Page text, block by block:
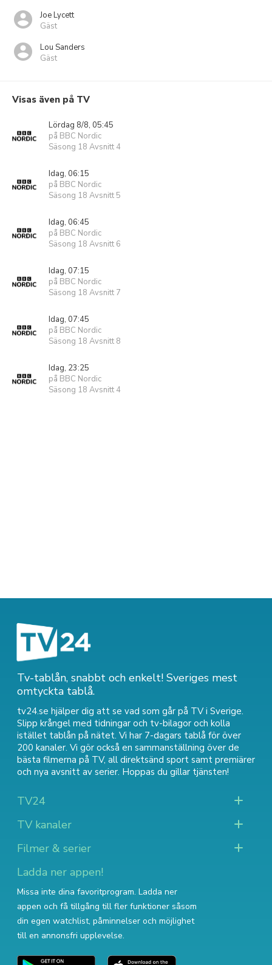
Joe Lycett
Gäst
Lou Sanders
Gäst
Visas även på TV
Lördag 8/8, 05:45
på BBC Nordic
Säsong 18 Avsnitt 4
Idag, 06:15
på BBC Nordic
Säsong 18 Avsnitt 5
Idag, 06:45
på BBC Nordic
Säsong 18 Avsnitt 6
Idag, 07:15
på BBC Nordic
Säsong 18 Avsnitt 7
Idag, 07:45
på BBC Nordic
Säsong 18 Avsnitt 8
Idag, 23:25
på BBC Nordic
Säsong 18 Avsnitt 4
Tv-tablån, snabbt och enkelt! Sveriges mest
omtyckta tablå.
tv24.se hjälper dig att se vad som går på TV i Sverige.
Slipp krångel med tidningar och tv-bilagor och kolla
istället tablån på nätet. Vi har 7-dagars tablå för över
200 kanaler. Vi gör också en sammanställning över de
bästa filmerna på TV, all direktsänd sport samt premiärer
och nya avsnitt av serier. Hoppas du gillar tjänsten!
TV24
TV kanaler
Filmer & serier
Ladda ner appen!
Missa inte dina favoritprogram. Ladda ner
appen och få tillgång till fler funktioner såsom
din egen watchlist, påminnelser och möjlighet
till en annonsfri upplevelse.